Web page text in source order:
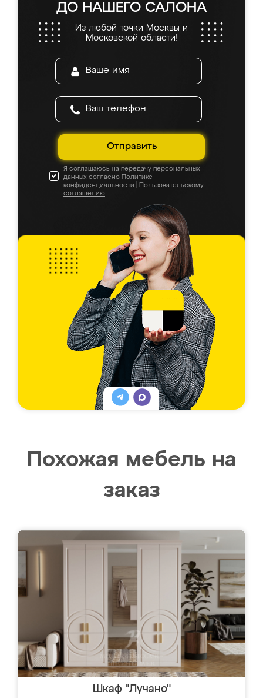
ДО НАШЕГО САЛОНА
Из любой точки Москвы и
Московской области!
Отправить
Я соглашаюсь на передачу персональных
данных согласно Политике
конфиденциальности
Пользовательскому
соглашению
Похожая мебель на
заказ
Шкаф "Лучано"